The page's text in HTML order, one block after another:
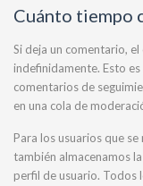
Cuánto tiempo
Si deja un comentario,
indefinidamente. Esto
comentarios de
en una cola de
Para los usuarios que
también almacenamos
perfil de usuario. Todos